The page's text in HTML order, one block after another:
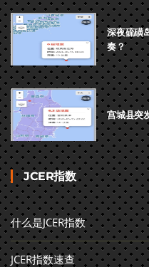
深夜硫磺
奏？
宫城县突
JCER指数
什么是JCER指数
JCER指数速查